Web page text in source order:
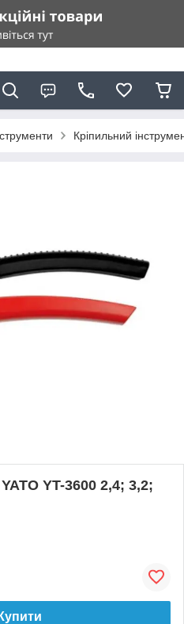
Кріпильний
YT-3600 2,4; 3,2;
Купити